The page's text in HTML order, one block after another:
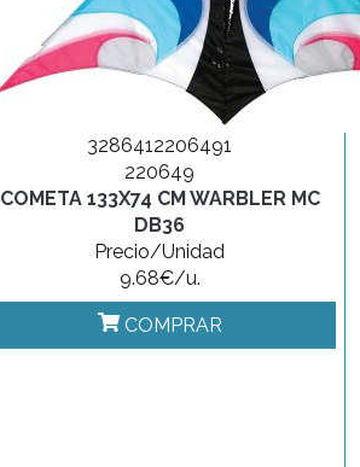
3286412206491
220649
COMETA 133X74 CM WARBLER MC
DB36
Precio/Unidad
9.68€/u.
COMPRAR